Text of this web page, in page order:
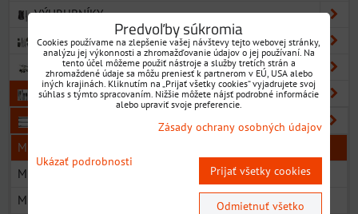
VÝHRUBNÍKY
VÝSTRUŽNÍKY
ZÁHLBNÍKY
ZÁVITNÍKY
M METRICKÝ ZÁVIT ZÁKLADNÝ ROZMER
MF METRICKÝ ZÁVIT JEMNÉ STÚPANIE
M METRICKÝ ZÁVIT TVÁRNIACE ZÁVITNÍKY
Predvoľby súkromia
Cookies používame na zlepšenie vašej návštevy tejto webovej stránky,
analýzu jej výkonnosti a zhromažďovanie údajov o jej používaní. Na
tento účel môžeme použiť nástroje a služby tretích strán a
zhromaždené údaje sa môžu preniesť k partnerom v EÚ, USA alebo
iných krajinách. Kliknutím na „Prijať všetky cookies“ vyjadrujete svoj
súhlas s týmto spracovaním. Nižšie môžete nájsť podrobné informácie
alebo upraviť svoje preferencie.
Zásady ochrany osobných údajov
Ukázať podrobnosti
Prijať všetky cookies
Odmietnuť všetko